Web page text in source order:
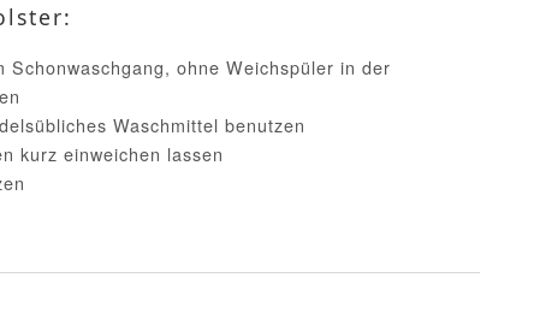
Schonwaschgang, ohne Weichspüler in der
Waschmittel benutzen
kurz einweichen lassen